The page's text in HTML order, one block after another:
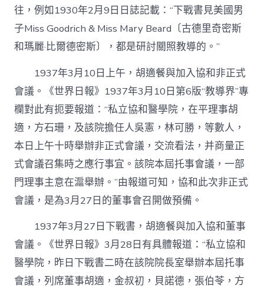
往，例如1930年2月9日日誌記載：“下戰書見美國男
子Miss Goodrich & Miss Mary Beard〔古德里奇密斯
和瑪麗·比爾德密斯〕，都是研討關照教導的。”
1937年3月10日上午，胡適餐與加入協和非正式
會議。《世界日報》1937年3月10日第6版“教導界”專
欄對此有扼要報道：“私立協和醫學院，在平理事胡
適，方石珊，及該院擔任人吳憲，林可勝，等數人，
本日上午十時舉辦非正式會議，交流看法，并商量正
式會議召集時之應行事宜。該院本屆托事會議，一部
門理事主意在滬舉辦。”由報道可知，協和此次非正式
會議，是為3月27日的董事會召開做預備。
1937年3月27日下戰書，胡適餐與加入協和董事
會議。《世界日報》3月28日有具體報道：“私立協和
醫學院，昨日下戰書二時在該院院長室舉辦本屆托事
會議，列席董事胡適，金叔初，貝諾德，張伯苓，方